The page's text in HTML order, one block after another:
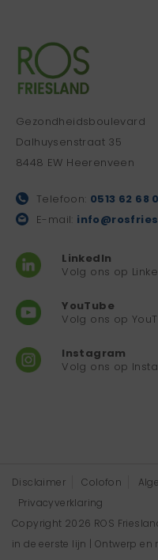
Gezondheidsboulevard
Dalhuysenstraat 35
8448 EW Heerenveen
Telefoon: 0513 62 68
E-mail:
LinkedIn
Volg ons op
YouTube
Volg ons op
Instagram
Volg ons op
Disclaimer Colofon
Privacyverklaring
Copyright 2026 ROS
in de eerste lijn | Ontwerp en